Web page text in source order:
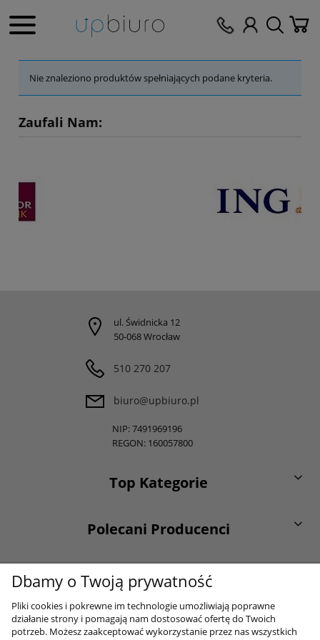
Nie znaleziono produktów spełniających podane kryteria.
Zaufali Nam:
ul. Świdnicka 12
50-068 Wrocław
510 270 207
biuro@upbiuro.pl
NIP: 7491969196
REGON: 160057800
Top Kategorie
Polecani Producenci
O firmie
Moje konto
Dbamy o Twoją prywatność
Pliki cookies i pokrewne im technologie umożliwiają poprawne
działanie strony i pomagają nam dostosować ofertę do Twoich
potrzeb. Możesz zaakceptować wykorzystanie przez nas wszystkich